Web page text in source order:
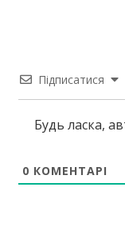
Підписатися
Будь ласка,
0 КОМЕНТАРІ